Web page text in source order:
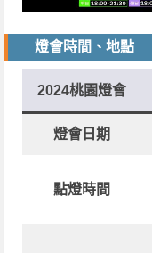
燈會時間、地點
2024桃園燈會
燈會日期
點燈時間